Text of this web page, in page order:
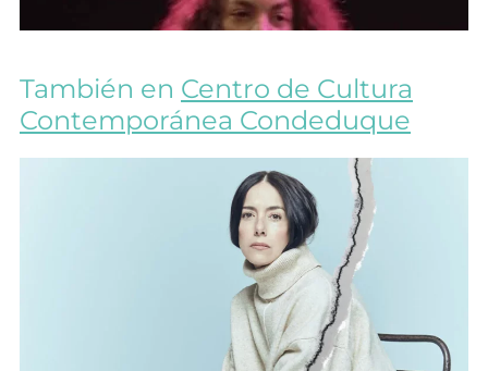
También en Centro de Cultura
Contemporánea Condeduque